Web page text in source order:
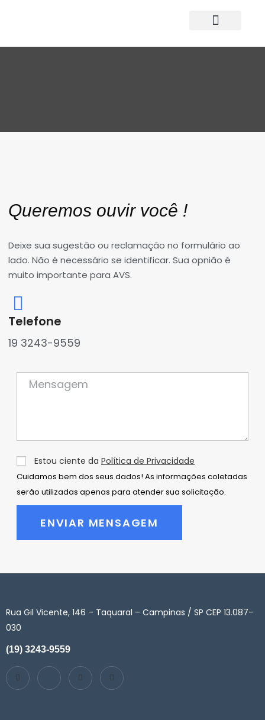
Queremos ouvir você !
Deixe sua sugestão ou reclamação no formulário ao
lado. Não é necessário se identificar. Sua opnião é
muito importante para AVS.
Telefone
19 3243-9559
Estou ciente da Política de Privacidade
Cuidamos bem dos seus dados! As informações coletadas
serão utilizadas apenas para atender sua solicitação.
ENVIAR MENSAGEM
Rua Gil Vicente, 146 – Taquaral – Campinas / SP CEP 13.087-
030
(19) 3243-9559